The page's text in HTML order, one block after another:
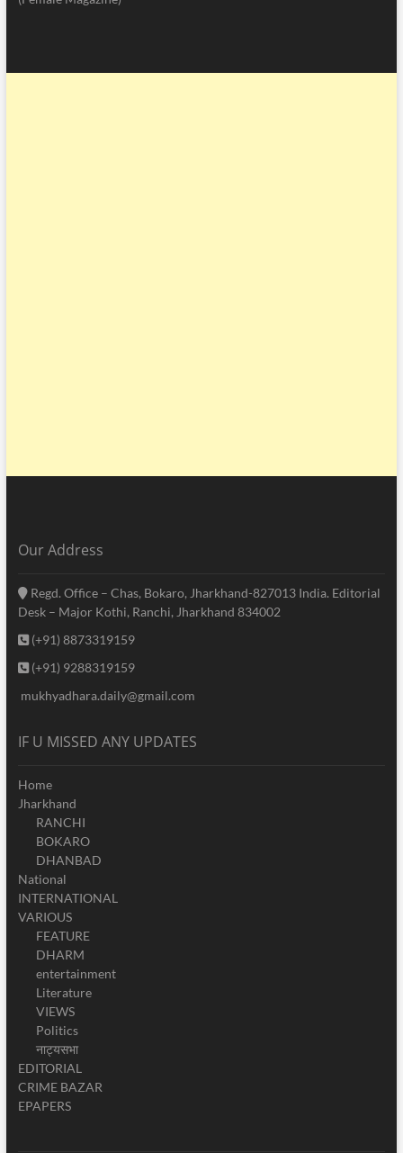
Our Address
Regd. Office – Chas, Bokaro, Jharkhand-827013 India. Editorial
Desk – Major Kothi, Ranchi, Jharkhand 834002
(+91) 8873319159
(+91) 9288319159
mukhyadhara.daily@gmail.com
IF U MISSED ANY UPDATES
Home
Jharkhand
RANCHI
BOKARO
DHANBAD
National
INTERNATIONAL
VARIOUS
FEATURE
DHARM
entertainment
Literature
VIEWS
Politics
नाट्यसभा
EDITORIAL
CRIME BAZAR
EPAPERS